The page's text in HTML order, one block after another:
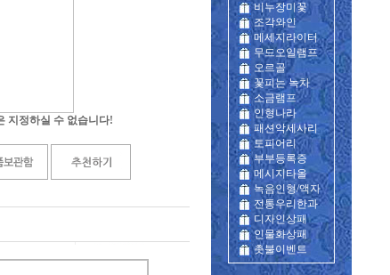
비누장미꽃
조각와인
메세지라이터
무드오일램프
오르골
꽃피는 녹차
소금램프
인형나라
패션악세사리
토피어리
부부등록증
메시지타올
녹음인형/액자
전통우리한과
디자인상패
인물화상패
촛불이벤트
지정하실 수 없습니다!